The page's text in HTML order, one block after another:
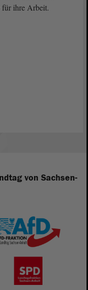
ihre Arbeit.
von Sachsen-